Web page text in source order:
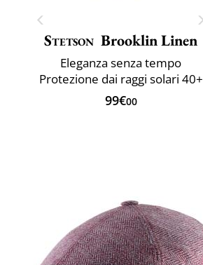
Stetson Brooklin Linen
Eleganza senza tempo
Protezione dai raggi solari 40+
99€00